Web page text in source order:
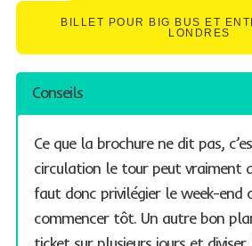
BILLET POUR BIG BUS ET
LONDRES
Conseils
Ce que la brochure ne dit pas,
circulation le tour peut vraiment
faut donc privilégier le week-end
commencer tôt. Un autre bon